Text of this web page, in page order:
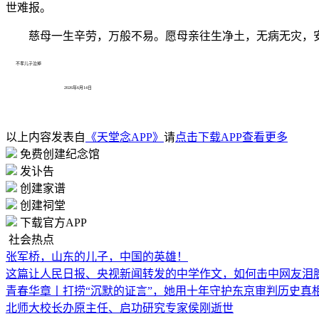
世难报。
慈母一生辛劳，万般不易。愿母亲往生净土，无病无灾，
不孝儿子泣掉
2026年6月14日
以上内容发表自 《天堂念APP》 请点击下载APP查看更多
免费创建纪念馆
发讣告
创建家谱
创建祠堂
下载官方APP
社会热点
张军桥，山东的儿子，中国的英雄！
这篇让人民日报、央视新闻转发的中学作文，如何击中网友
青春华章丨打捞“沉默的证言”，她用十年守护东京审判历史真
北师大校长办原主任、启功研究专家侯刚逝世